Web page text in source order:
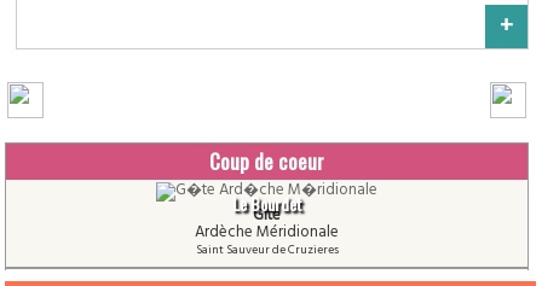
+
Coup de coeur
Le Bourdet
Gîte
Ardèche Méridionale
Saint Sauveur de Cruzieres